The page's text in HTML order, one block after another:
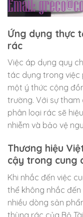
Ứng dụng thực
rác
Việc áp dụng quy
tác dụng trong việc
một ý thức cộng
trường. Với sự
phân loại rác sẽ
nhiễm và bảo vệ
Thương hiệu
cậy trong cung
Khi nhắc đến việc
thể không nhắc đến
nhiều dòng sản
thùng rác của Bộ